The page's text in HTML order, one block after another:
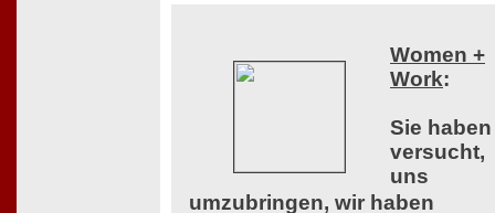
Women +
Work:
Sie haben
versucht,
uns
umzubringen, wir haben